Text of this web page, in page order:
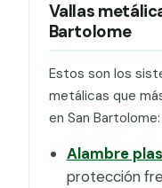
Vallas
Bartolome
Estos son los
metálicas que
en San Bartolome:
Alambre
protección